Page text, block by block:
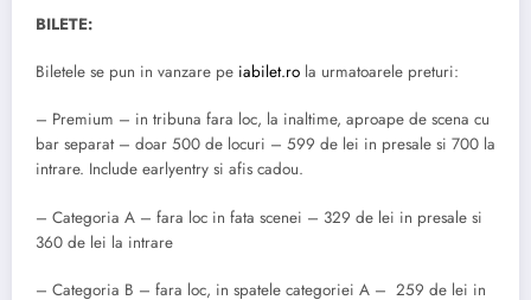
BILETE:
Biletele se pun in vanzare pe iabilet.ro la urmatoarele preturi:
– Premium – in tribuna fara loc, la inaltime, aproape de scena cu
bar separat – doar 500 de locuri – 599 de lei in presale si 700 la
intrare. Include earlyentry si afis cadou.
– Categoria A – fara loc in fata scenei – 329 de lei in presale si
360 de lei la intrare
– Categoria B – fara loc, in spatele categoriei A – 259 de lei in